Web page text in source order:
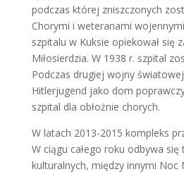
podczas której zniszczonych
Chorymi i weteranami
szpitalu w Kuksie opiekował się
Miłosierdzia. W 1938 r. szpital
Podczas drugiej wojny światowej
Hitlerjugend jako dom
szpital dla obłożnie chorych.
W latach 2013-2015 kompleks
W ciągu całego roku odbywa
kulturalnych, między innymi Noc